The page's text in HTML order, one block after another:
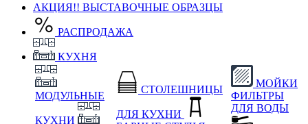
АКЦИЯ!! ВЫСТАВОЧНЫЕ ОБРАЗЦЫ
РАСПРОДАЖА
КУХНЯ
МОДУЛЬНЫЕ
КУХНИ
СТОЛЕШНИЦЫ
ДЛЯ КУХНИ
МОЙКИ
ФИЛЬТРЫ
ДЛЯ ВОДЫ